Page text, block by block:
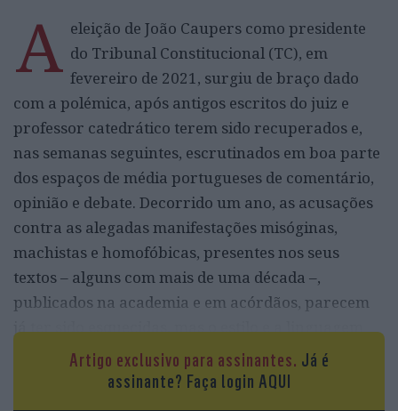
A eleição de João Caupers como presidente
do Tribunal Constitucional (TC), em
fevereiro de 2021, surgiu de braço dado
com a polémica, após antigos escritos do juiz e
professor catedrático terem sido recuperados e,
nas semanas seguintes, escrutinados em boa parte
dos espaços de média portugueses de comentário,
opinião e debate. Decorrido um ano, as acusações
contra as alegadas manifestações misóginas,
machistas e homofóbicas, presentes nos seus
textos – alguns com mais de uma década –,
publicados na academia e em acórdãos, parecem
já ter sido esquecidas, mas o estilo e a linguagem
controversos de João Caupers não se deixaram de
fazer notar, como foi possível confirmar no
Artigo exclusivo para assinantes. Já é
assinante? Faça login AQUI